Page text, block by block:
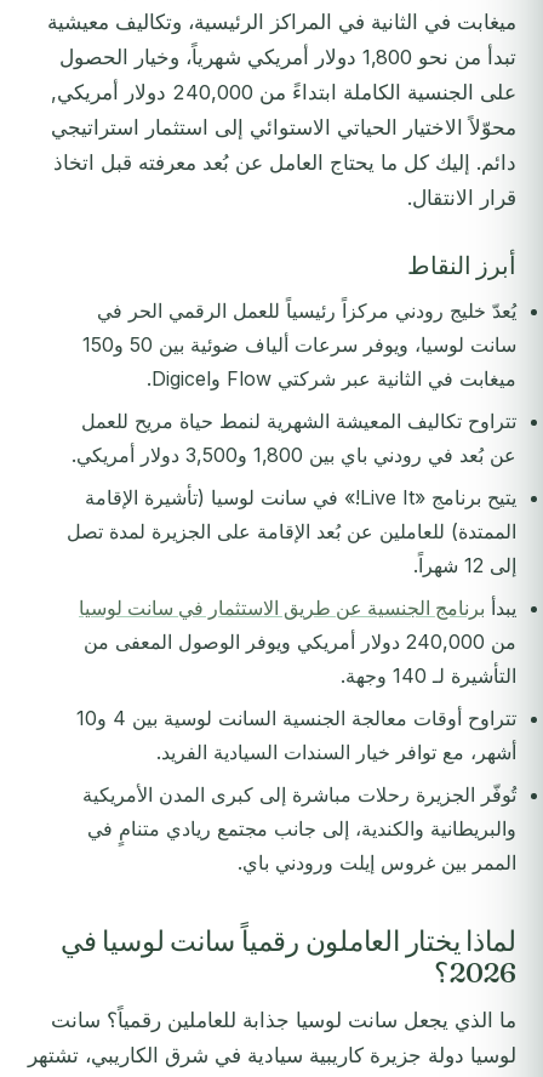
ميغابت في الثانية في المراكز الرئيسية، وتكاليف معيشية
تبدأ من نحو 1,800 دولار أمريكي شهرياً، وخيار الحصول
على الجنسية الكاملة ابتداءً من 240,000 دولار أمريكي,
محوّلاً الاختيار الحياتي الاستوائي إلى استثمار استراتيجي
دائم. إليك كل ما يحتاج العامل عن بُعد معرفته قبل اتخاذ
قرار الانتقال.
أبرز النقاط
يُعدّ خليج رودني مركزاً رئيسياً للعمل الرقمي الحر في
سانت لوسيا، ويوفر سرعات ألياف ضوئية بين 50 و150
ميغابت في الثانية عبر شركتي Flow وDigicel.
تتراوح تكاليف المعيشة الشهرية لنمط حياة مريح للعمل
عن بُعد في رودني باي بين 1,800 و3,500 دولار أمريكي.
يتيح برنامج «Live It!» في سانت لوسيا (تأشيرة الإقامة
الممتدة) للعاملين عن بُعد الإقامة على الجزيرة لمدة تصل
إلى 12 شهراً.
يبدأ برنامج الجنسية عن طريق الاستثمار في سانت لوسيا
من 240,000 دولار أمريكي ويوفر الوصول المعفى من
التأشيرة لـ 140 وجهة.
تتراوح أوقات معالجة الجنسية السانت لوسية بين 4 و10
أشهر، مع توافر خيار السندات السيادية الفريد.
تُوفّر الجزيرة رحلات مباشرة إلى كبرى المدن الأمريكية
والبريطانية والكندية، إلى جانب مجتمع ريادي متنامٍ في
الممر بين غروس إيلت ورودني باي.
لماذا يختار العاملون رقمياً سانت لوسيا في
2026؟
ما الذي يجعل سانت لوسيا جذابة للعاملين رقمياً؟ سانت
لوسيا دولة جزيرة كاريبية سيادية في شرق الكاريبي، تشتهر